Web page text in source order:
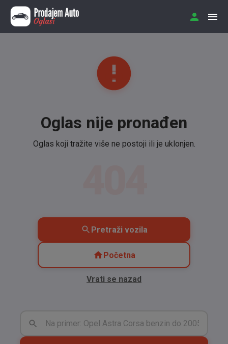
Oglas nije pronađen
Oglas koji tražite više ne postoji ili je uklonjen.
Pretraži vozila
Početna
Vrati se nazad